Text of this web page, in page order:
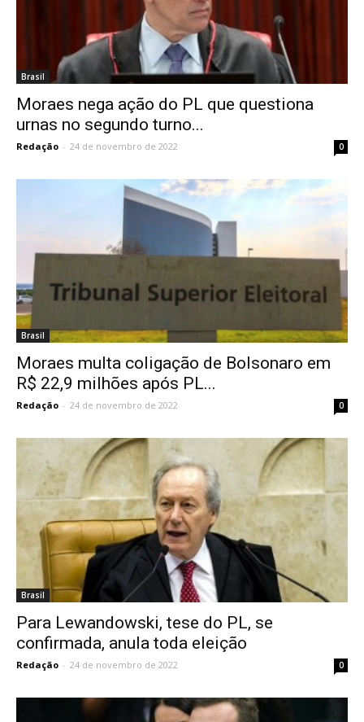
Brasil
Moraes nega ação do PL que questiona
urnas no segundo turno...
Redação - 24 de novembro de 2022 0
Brasil
Moraes multa coligação de Bolsonaro em
R$ 22,9 milhões após PL...
Redação - 24 de novembro de 2022 0
Brasil
Para Lewandowski, tese do PL, se
confirmada, anula toda eleição
Redação - 24 de novembro de 2022 0